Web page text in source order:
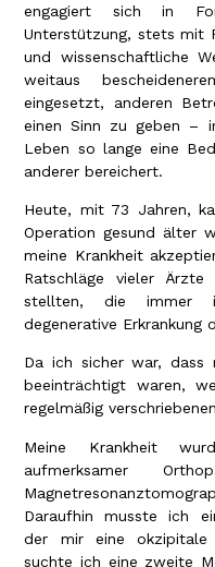
engagiert sich in
Unterstützung, stets mit
und wissenschaftliche
weitaus
eingesetzt, anderen
einen Sinn zu geben –
Leben so lange eine
anderer bereichert.
Heute, mit 73 Jahren,
Operation gesund älter
meine Krankheit
Ratschläge vieler Ärzte
stellten, die immer
degenerative Erkrankung
Da ich sicher war, dass
beeinträchtigt waren,
regelmäßig
Meine Krankheit
aufmerksamer
Daraufhin musste ich
der mir eine okzipitale
suchte ich eine zweite